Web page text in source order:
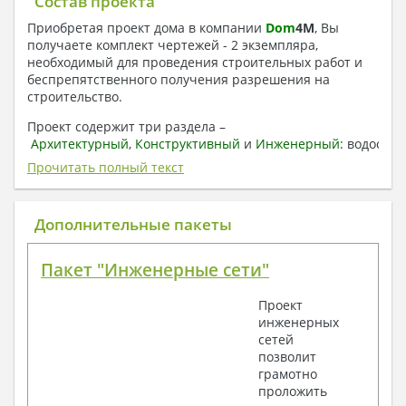
Приобретая проект дома в компании Dom4M, Вы
получаете комплект чертежей - 2 экземпляра,
необходимый для проведения строительных работ и
беспрепятственного получения разрешения на
строительство.
Проект содержит три раздела –
Архитектурный, Конструктивный и Инженерный:
отопление, вентиляция, канализация,
электроснабжение (приобретается за дополнительную
плату) + Пояснительная записка.
1. Архитектурный раздел:
План координационных осей
Поэтажные маркировочные планы с
Разрезы и состав конструкций
Фасады с ведомостью внешних отделок
Элементы проемов – спецификация
Прочитать полный текст
Дополнительные пакеты
Пакет "Инженерные сети"
Проект
инженерных
сетей
позволит
грамотно
проложить